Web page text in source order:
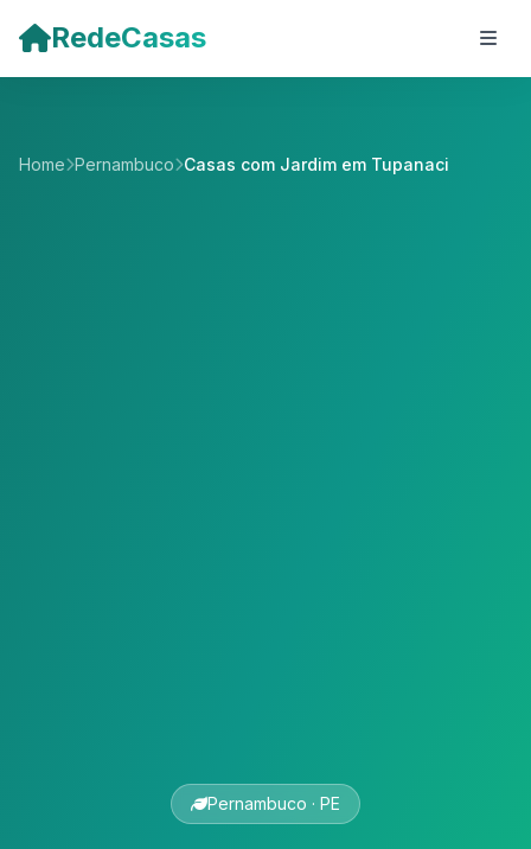
RedeCasas
Home Pernambuco Casas com Jardim em Tupanaci
Pernambuco · PE